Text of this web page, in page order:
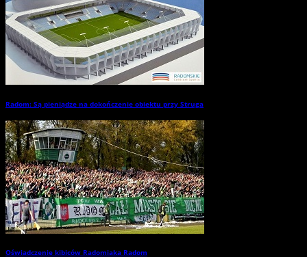
Radom: Są pieniądze na dokończenie obiektu przy Struga
Oświadczenie kibiców Radomiaka Radom